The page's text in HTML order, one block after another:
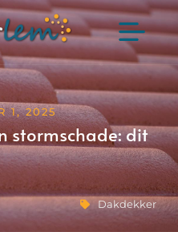
1, 2025
stormschade: dit
Dakdekker